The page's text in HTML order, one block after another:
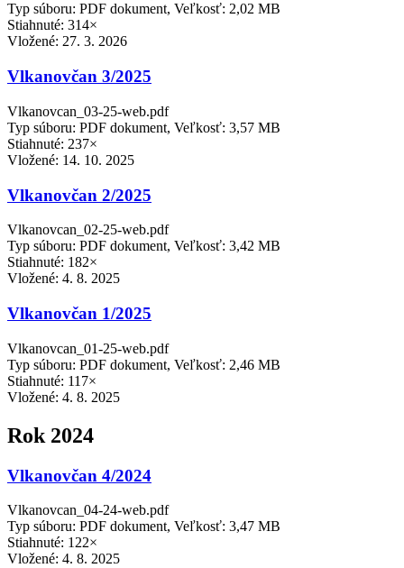
Typ súboru: PDF dokument, Veľkosť: 2,02 MB
Stiahnuté: 314×
Vložené: 27. 3. 2026
Vlkanovčan 3/2025
Vlkanovcan_03-25-web.pdf
Typ súboru: PDF dokument, Veľkosť: 3,57 MB
Stiahnuté: 237×
Vložené: 14. 10. 2025
Vlkanovčan 2/2025
Vlkanovcan_02-25-web.pdf
Typ súboru: PDF dokument, Veľkosť: 3,42 MB
Stiahnuté: 182×
Vložené: 4. 8. 2025
Vlkanovčan 1/2025
Vlkanovcan_01-25-web.pdf
Typ súboru: PDF dokument, Veľkosť: 2,46 MB
Stiahnuté: 117×
Vložené: 4. 8. 2025
Rok 2024
Vlkanovčan 4/2024
Vlkanovcan_04-24-web.pdf
Typ súboru: PDF dokument, Veľkosť: 3,47 MB
Stiahnuté: 122×
Vložené: 4. 8. 2025